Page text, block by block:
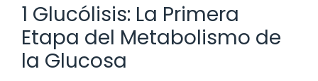
1 Glucólisis: La Primera
Etapa del Metabolismo de
la Glucosa